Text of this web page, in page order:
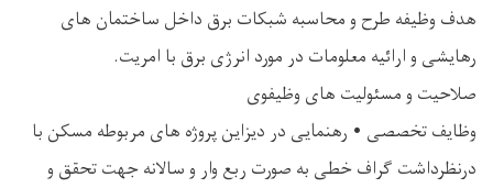
هدف وظیفه طرح و محاسبه شبکات برق داخل ساختمان های
رهایشی و ارائیه معلومات در مورد انرژی برق با امریت.
صلاحیت و مسئولیت های وظیفوی
وظایف تخصصی • رهنمایی در دیزاین پروژه های مربوطه مسکن با
درنظرداشت گراف خطی به صورت ربع وار و سالانه جهت تحقق و